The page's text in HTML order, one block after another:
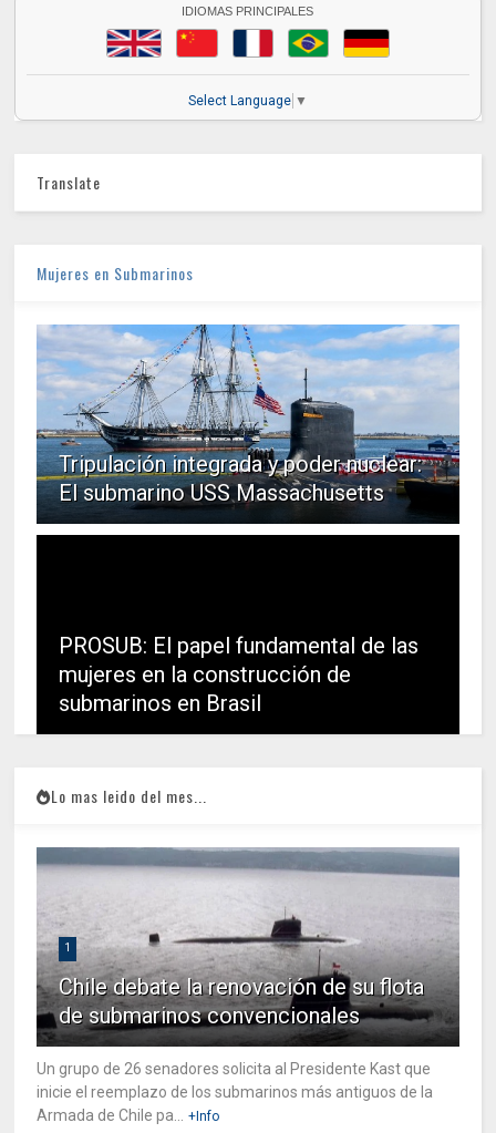
IDIOMAS PRINCIPALES
Select Language ▼
Translate
Mujeres en Submarinos
Tripulación integrada y poder nuclear:
El submarino USS Massachusetts
PROSUB: El papel fundamental de las
mujeres en la construcción de
submarinos en Brasil
Lo mas leido del mes...
1
Chile debate la renovación de su flota
de submarinos convencionales
Un grupo de 26 senadores solicita al Presidente Kast que
inicie el reemplazo de los submarinos más antiguos de la
Armada de Chile pa...
+Info